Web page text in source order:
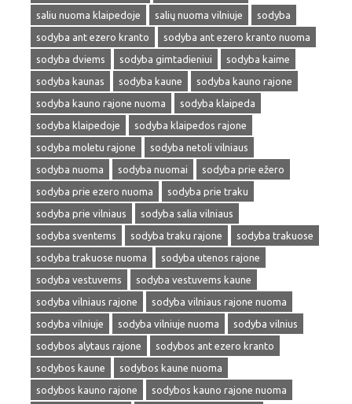
saliu nuoma klaipedoje
salių nuoma vilniuje
sodyba
sodyba ant ezero kranto
sodyba ant ezero kranto nuoma
sodyba dviems
sodyba gimtadieniui
sodyba kaime
sodyba kaunas
sodyba kaune
sodyba kauno rajone
sodyba kauno rajone nuoma
sodyba klaipeda
sodyba klaipedoje
sodyba klaipedos rajone
sodyba moletu rajone
sodyba netoli vilniaus
sodyba nuoma
sodyba nuomai
sodyba prie ežero
sodyba prie ezero nuoma
sodyba prie traku
sodyba prie vilniaus
sodyba salia vilniaus
sodyba sventems
sodyba traku rajone
sodyba trakuose
sodyba trakuose nuoma
sodyba utenos rajone
sodyba vestuvems
sodyba vestuvems kaune
sodyba vilniaus rajone
sodyba vilniaus rajone nuoma
sodyba vilniuje
sodyba vilniuje nuoma
sodyba vilnius
sodybos alytaus rajone
sodybos ant ezero kranto
sodybos kaune
sodybos kaune nuoma
sodybos kauno rajone
sodybos kauno rajone nuoma